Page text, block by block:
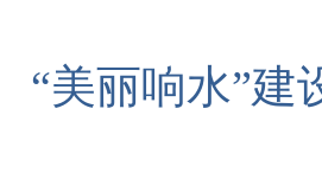
“美丽响水”建